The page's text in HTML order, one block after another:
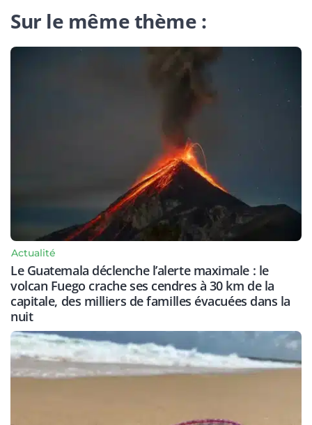
Sur le même thème :
Actualité
Le Guatemala déclenche l’alerte maximale : le
volcan Fuego crache ses cendres à 30 km de la
capitale, des milliers de familles évacuées dans la
nuit